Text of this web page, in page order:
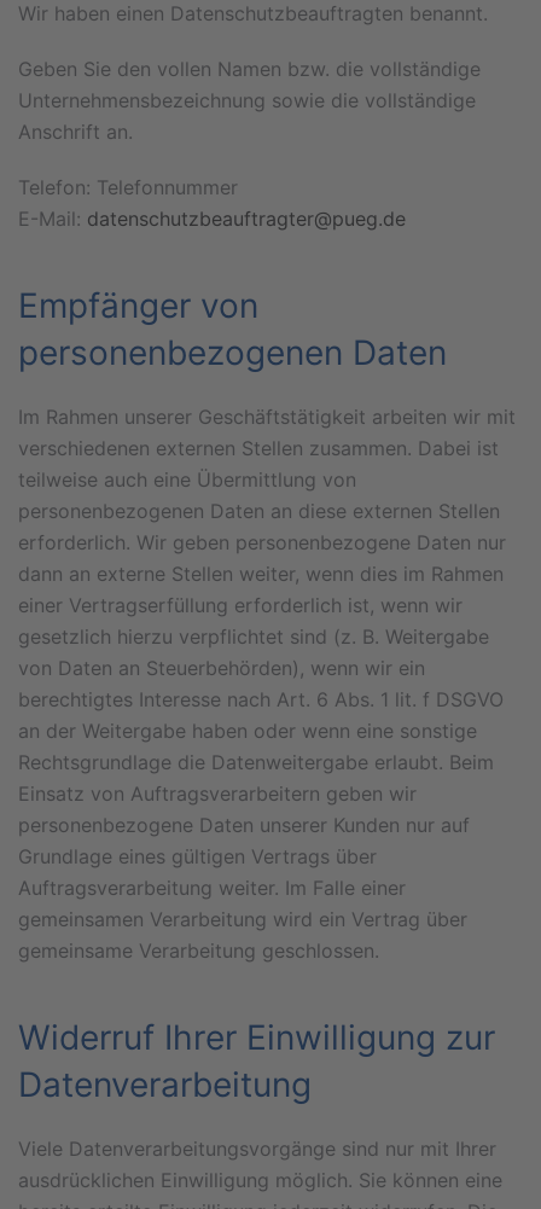
Wir haben einen Datenschutzbeauftragten benannt.
Geben Sie den vollen Namen bzw. die vollständige
Unternehmensbezeichnung sowie die vollständige
Anschrift an.
Telefon: Telefonnummer
E-Mail: datenschutzbeauftragter@pueg.de
Empfänger von
personenbezogenen Daten
Im Rahmen unserer Geschäftstätigkeit arbeiten wir mit
verschiedenen externen Stellen zusammen. Dabei ist
teilweise auch eine Übermittlung von
personenbezogenen Daten an diese externen Stellen
erforderlich. Wir geben personenbezogene Daten nur
dann an externe Stellen weiter, wenn dies im Rahmen
einer Vertragserfüllung erforderlich ist, wenn wir
gesetzlich hierzu verpflichtet sind (z. B. Weitergabe
von Daten an Steuerbehörden), wenn wir ein
berechtigtes Interesse nach Art. 6 Abs. 1 lit. f DSGVO
an der Weitergabe haben oder wenn eine sonstige
Rechtsgrundlage die Datenweitergabe erlaubt. Beim
Einsatz von Auftragsverarbeitern geben wir
personenbezogene Daten unserer Kunden nur auf
Grundlage eines gültigen Vertrags über
Auftragsverarbeitung weiter. Im Falle einer
gemeinsamen Verarbeitung wird ein Vertrag über
gemeinsame Verarbeitung geschlossen.
Widerruf Ihrer Einwilligung zur
Datenverarbeitung
Viele Datenverarbeitungsvorgänge sind nur mit Ihrer
ausdrücklichen Einwilligung möglich. Sie können eine